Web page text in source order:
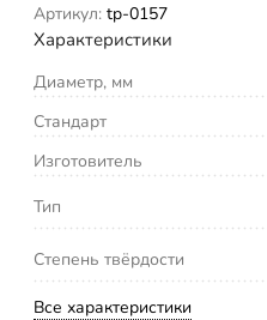
Артикул: tp-0157
Характеристики
Диаметр, мм
Стандарт
Изготовитель
Тип
Степень твёрдости
Все характеристики